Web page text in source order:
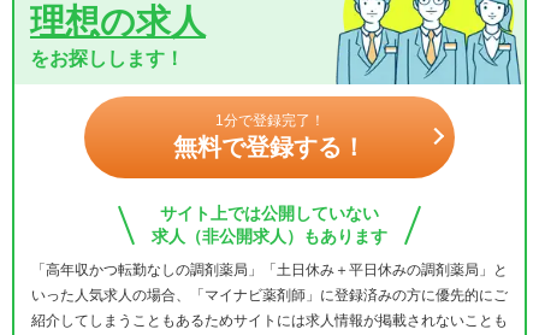
理想の求人
をお探しします！
1分で登録完了！
無料で登録する！
サイト上では公開していない
求人（非公開求人）もあります
「高年収かつ転勤なしの調剤薬局」「土日休み＋平日休みの調剤薬局」と
いった人気求人の場合、「マイナビ薬剤師」に登録済みの方に優先的にご
紹介してしまうこともあるためサイトには求人情報が掲載されないことも